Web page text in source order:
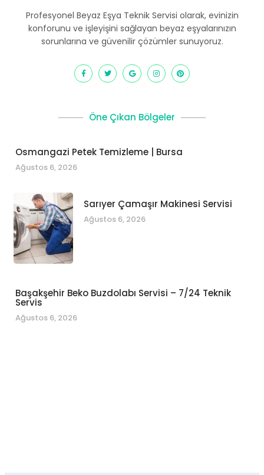
Profesyonel Beyaz Eşya Teknik Servisi olarak, evinizin
konforunu ve işleyişini sağlayan beyaz eşyalarınızın
sorunlarına ve güvenilir çözümler sunuyoruz.
Öne Çıkan Bölgeler
Osmangazi Petek Temizleme | Bursa
Ağustos 6, 2026
Sarıyer Çamaşır Makinesi Servisi
Ağustos 6, 2026
Başakşehir Beko Buzdolabı Servisi – 7/24 Teknik
Servis
Ağustos 6, 2026